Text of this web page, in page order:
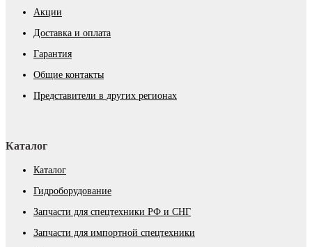
Акции
Доставка и оплата
Гарантия
Общие контакты
Представители в других регионах
Каталог
Каталог
Гидроборудование
Запчасти для спецтехники РФ и СНГ
Запчасти для импортной спецтехники